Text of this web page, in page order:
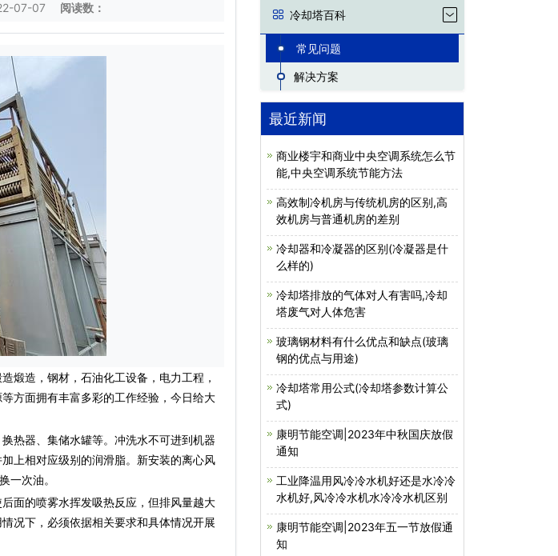
07-07 阅读数：
煅造，钢材，石油化工设备，电力工程，
方面拥有丰富多彩的工作经验，今日给大
热器、集储水罐等。冲洗水不可进到机器
上相对应级别的润滑脂。新安装的离心风
一次油。
面的喷雾水挥发吸热反应，但排风量越大
况下，必须依据相关要求和具体情况开展
冷却塔百科
常见问题
解决方案
最近新闻
商业楼宇和商业中央空调系统怎么节
能,中央空调系统节能方法
高效制冷机房与传统机房的区别,高
效机房与普通机房的差别
冷却器和冷凝器的区别(冷凝器是什
么样的)
冷却塔排放的气体对人有害吗,冷却
塔废气对人体危害
玻璃钢材料有什么优点和缺点(玻璃
钢的优点与用途)
冷却塔常用公式(冷却塔参数计算公
式)
康明节能空调|2023年中秋国庆放假
通知
工业降温用风冷冷水机好还是水冷冷
水机好,风冷冷水机水冷冷水机区别
康明节能空调|2023年五一节放假通
知